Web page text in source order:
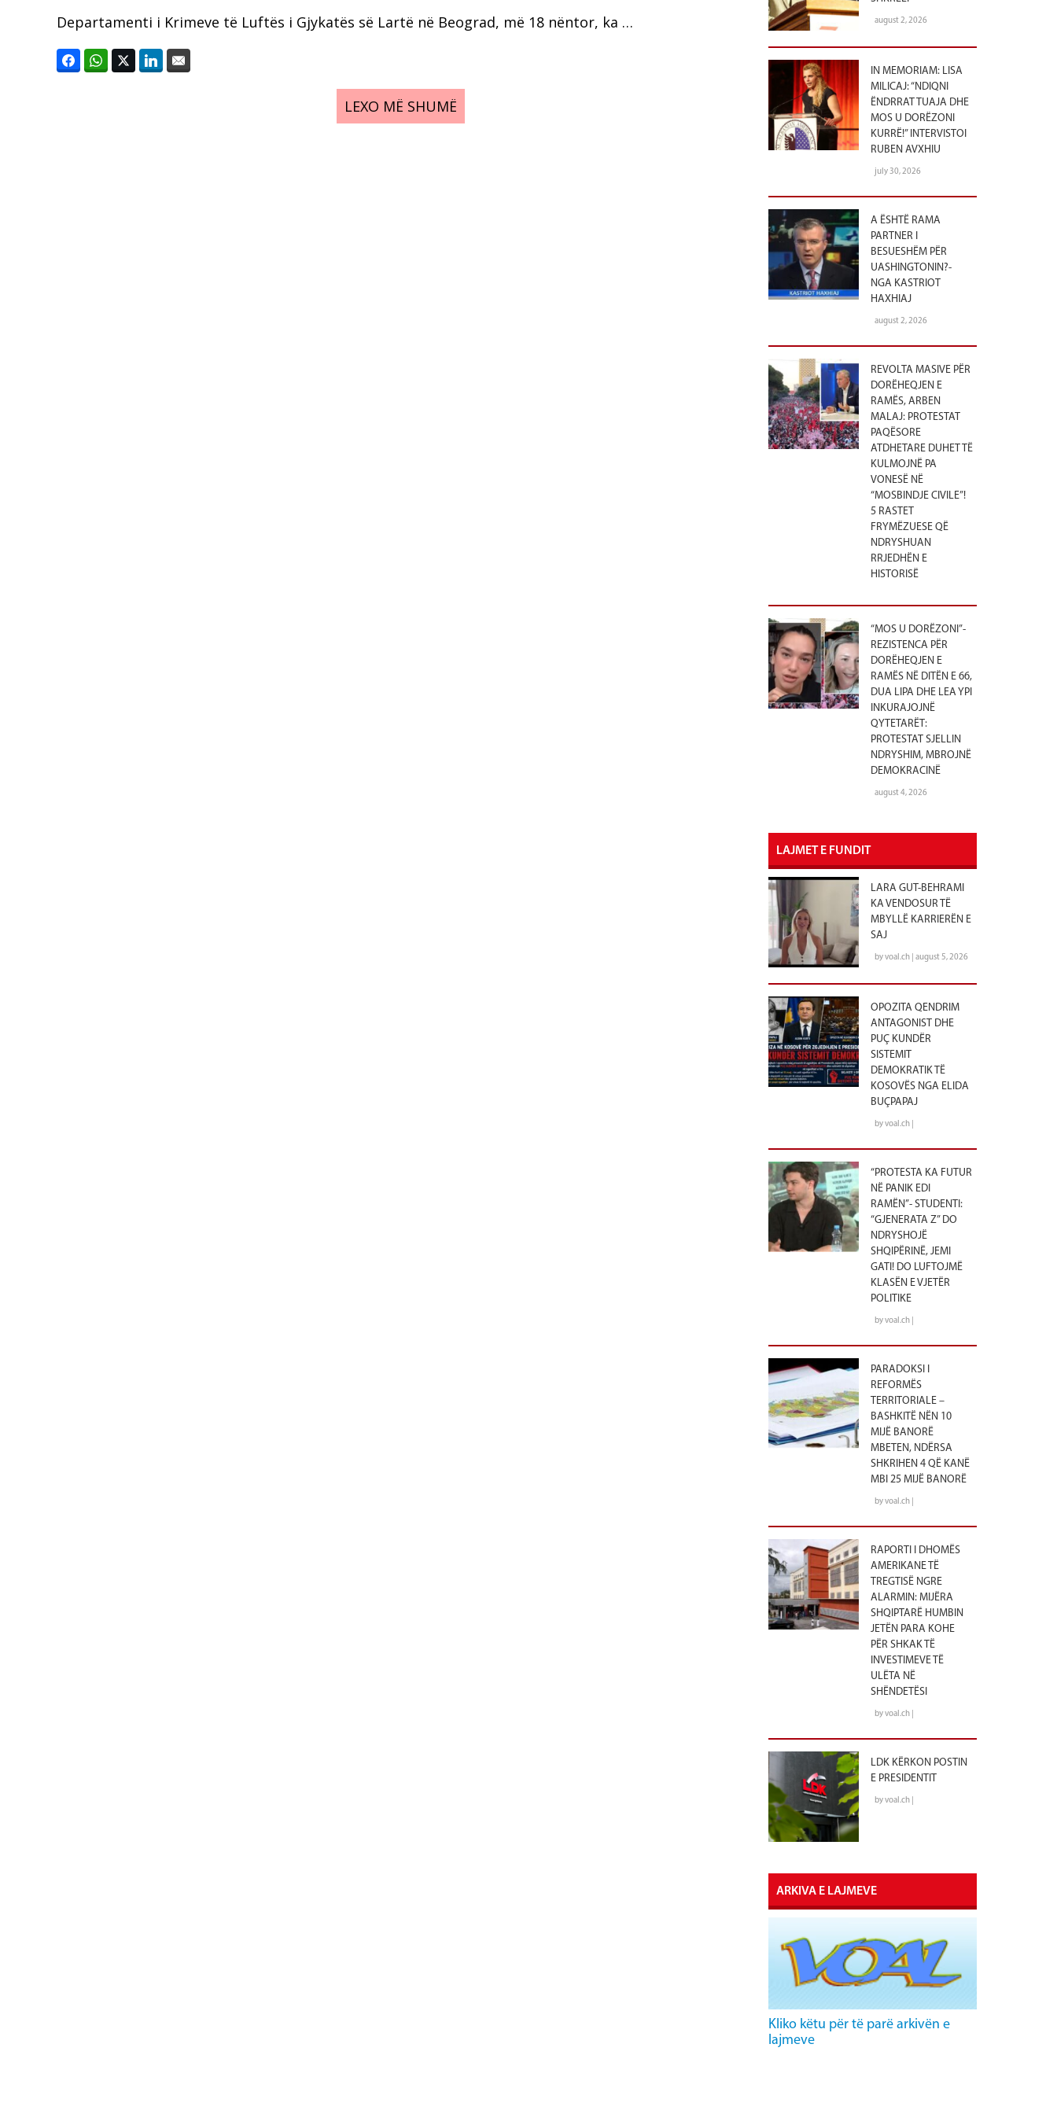
Departamenti i Krimeve të Luftës i Gjykatës së Lartë në Beograd, më 18 nëntor, ka …
LEXO MË SHUMË
august 2, 2026
IN MEMORIAM: LISA
MILICAJ: “NDIQNI
ËNDRRAT TUAJA DHE
MOS U DORËZONI
KURRË!” INTERVISTOI
RUBEN AVXHIU
july 30, 2026
A ËSHTË RAMA
PARTNER I
BESUESHËM PËR
UASHINGTONIN?-
NGA KASTRIOT
HAXHIAJ
august 2, 2026
REVOLTA MASIVE PËR
DORËHEQJEN E
RAMËS, ARBEN
MALAJ: PROTESTAT
PAQËSORE
ATDHETARE DUHET TË
KULMOJNË PA
VONESË NË
“MOSBINDJE CIVILE”!
5 RASTET
FRYMËZUESE QË
NDRYSHUAN
RRJEDHËN E
HISTORISË
“MOS U DORËZONI”-
REZISTENCA PËR
DORËHEQJEN E
RAMËS NË DITËN E 66,
DUA LIPA DHE LEA YPI
INKURAJOJNË
QYTETARËT:
PROTESTAT SJELLIN
NDRYSHIM, MBROJNË
DEMOKRACINË
august 4, 2026
LAJMET E FUNDIT
LARA GUT-BEHRAMI
KA VENDOSUR TË
MBYLLË KARRIERËN E
SAJ
by voal.ch | august 5, 2026
OPOZITA QENDRIM
ANTAGONIST DHE
PUÇ KUNDËR
SISTEMIT
DEMOKRATIK TË
KOSOVËS NGA ELIDA
BUÇPAPAJ
by voal.ch |
“PROTESTA KA FUTUR
NË PANIK EDI
RAMËN”- STUDENTI:
“GJENERATA Z” DO
NDRYSHOJË
SHQIPËRINË, JEMI
GATI! DO LUFTOJMË
KLASËN E VJETËR
POLITIKE
by voal.ch |
PARADOKSI I
REFORMËS
TERRITORIALE –
BASHKITË NËN 10
MIJË BANORË
MBETEN, NDËRSA
SHKRIHEN 4 QË KANË
MBI 25 MIJË BANORË
by voal.ch |
RAPORTI I DHOMËS
AMERIKANE TË
TREGTISË NGRE
ALARMIN: MIJËRA
SHQIPTARË HUMBIN
JETËN PARA KOHE
PËR SHKAK TË
INVESTIMEVE TË
ULËTA NË
SHËNDETËSI
by voal.ch |
LDK KËRKON POSTIN
E PRESIDENTIT
by voal.ch |
ARKIVA E LAJMEVE
Kliko këtu për të parë arkivën e
lajmeve